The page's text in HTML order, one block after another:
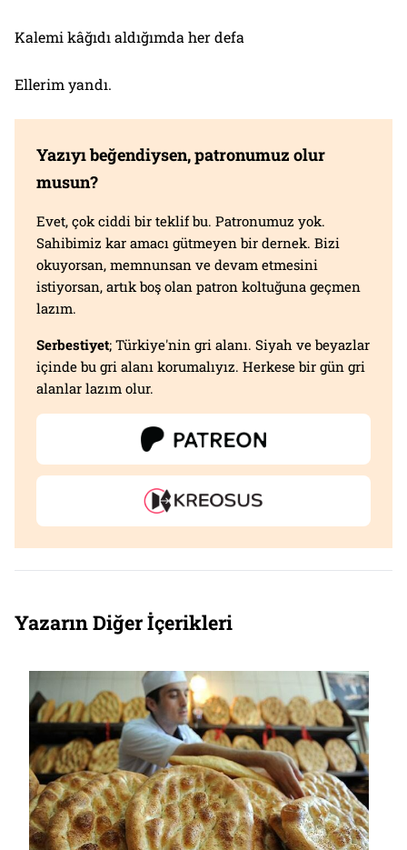
Kalemi kâğıdı aldığımda her defa
Ellerim yandı.
Yazıyı beğendiysen, patronumuz olur
musun?
Evet, çok ciddi bir teklif bu. Patronumuz yok.
Sahibimiz kar amacı gütmeyen bir dernek. Bizi
okuyorsan, memnunsan ve devam etmesini
istiyorsan, artık boş olan patron koltuğuna geçmen
lazım.
Serbestiyet; Türkiye'nin gri alanı. Siyah ve beyazlar
içinde bu gri alanı korumalıyız. Herkese bir gün gri
alanlar lazım olur.
Yazarın Diğer İçerikleri